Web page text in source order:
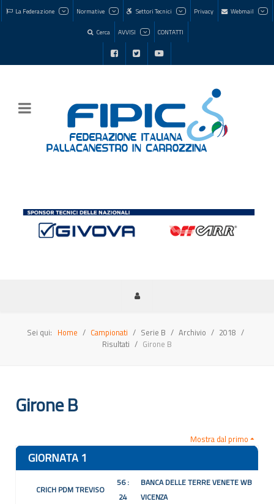
La Federazione Normative Settori Tecnici Privacy Webmail
Cerca AVVISI CONTATTI
Sei qui: Home Campionati Serie B Archivio
2018
Risultati
Girone B
Girone B
Mostra dal primo
GIORNATA 1
CRICH PDM TREVISO
56 :
24
BANCA DELLE TERRE VENETE WB
VICENZA